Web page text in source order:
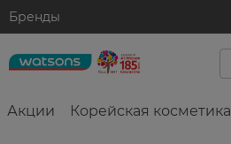
Бренды
Акции Корейская косметика